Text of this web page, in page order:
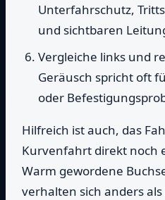
Unterfahrschutz,
und sichtbaren
Vergleiche links und
Geräusch spricht oft
oder
Hilfreich ist auch, das
Kurvenfahrt direkt noch
Warm gewordene
verhalten sich anders